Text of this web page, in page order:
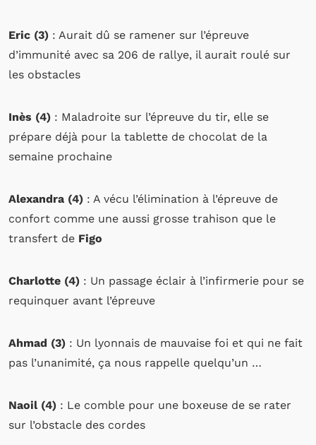
Eric (3) : Aurait dû se ramener sur l’épreuve
d’immunité avec sa 206 de rallye, il aurait roulé sur
les obstacles
Inès (4) : Maladroite sur l’épreuve du tir, elle se
prépare déjà pour la tablette de chocolat de la
semaine prochaine
Alexandra (4) : A vécu l’élimination à l’épreuve de
confort comme une aussi grosse trahison que le
transfert de Figo
Charlotte (4) : Un passage éclair à l’infirmerie pour se
requinquer avant l’épreuve
Ahmad (3) : Un lyonnais de mauvaise foi et qui ne fait
pas l’unanimité, ça nous rappelle quelqu’un …
Naoil (4) : Le comble pour une boxeuse de se rater
sur l’obstacle des cordes